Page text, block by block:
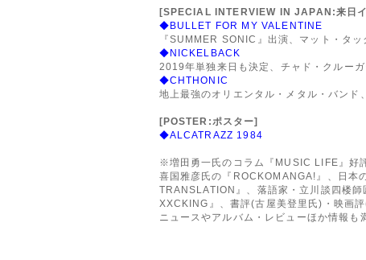
[SPECIAL INTERVIEW IN JAPAN:来日
◆BULLET FOR MY VALENTINE
『SUMMER SONIC』出演、マット・タ
◆NICKELBACK
2019年単独来日も決定、チャド・クルー
◆CHTHONIC
地上最強のオリエンタル・メタル・バンド
[POSTER:ポスター]
◆ALCATRAZZ 1984
※増田勇一氏のコラム『MUSIC LIFE』好
喜国雅彦氏の『ROCKOMANGA!』、日本
TRANSLATION』、落語家・立川談四楼
XXCKING』、書評(古屋美登里氏)・映画
ニュースやアルバム・レビューほか情報も